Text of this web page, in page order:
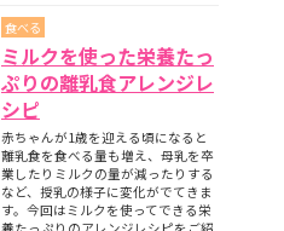
食べる
ミルクを使った栄養たっ
ぷりの離乳食アレンジレ
シピ
赤ちゃんが1歳を迎える頃になると
離乳食を食べる量も増え、母乳を卒
業したりミルクの量が減ったりする
など、授乳の様子に変化がでてきま
す。今回はミルクを使ってできる栄